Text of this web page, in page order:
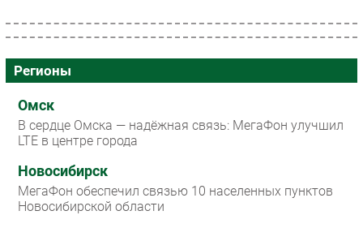
Регионы
Омск
В сердце Омска — надёжная связь: МегаФон улучшил
LTE в центре города
Новосибирск
МегаФон обеспечил связью 10 населенных пунктов
Новосибирской области